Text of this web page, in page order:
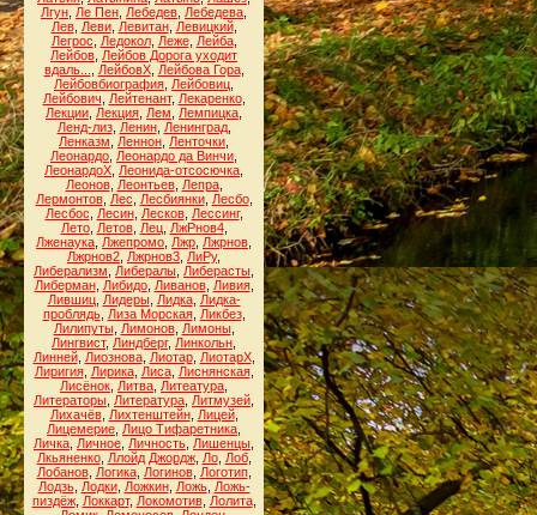
Лгун Ле Пен Лебедев Лебедева
Лев, Леви, Левитан, Левицкий,
Легрос
Ледокол, Леже, Лейба,
Лейбов Лейбов Дорога уходит
вдаль...
ЛейбовХ, Лейбова Гора,
Лейбовбиография Лейбовиц
Лейбович
Лейтенант, Лекаренко,
Лекции Лекция Лем Лемпицка
Ленд-лиз, Ленин, Ленинград,
Ленказм
Леннон Ленточки
Леонардо Леонардо да Винчи
ЛеонардоХ Леонида-отсосючка
Леонов, Леонтьев, Лепра,
Лермонтов, Лес Лесбиянки, Лесбо,
Лесбос
Лесин, Лесков, Лессинг,
Лето, Летов, Лец, ЛжРнов4,
Лженаука Лжепромо Лжр Лжрнов
Лжрнов2 Лжрнов3 ЛиРу,
Либерализм
Либералы Либерасты
Либерман, Либидо, Ливанов, Ливия,
Лившиц, Лидеры, Лидка, Лидка-
проблядь, Лиза Морская, Ликбез,
Лилипуты, Лимонов, Лимоны,
Лингвист, Линдберг, Линкольн
Линней, Лиознова, Лиотар, ЛиотарХ,
Лиригия, Лирика, Лиса, Лиснянская,
Лисёнок Литва Литеатура
Литераторы Литература Литмузей
Лихачёв, Лихтенштейн, Лицей,
Лицемерие Лицо Тифаретника
Личка Личное Личность Лишенцы
Лкьяненко, Ллойд Джордж, Ло, Лоб,
Лобанов, Логика, Логинов, Логотип,
Лодзь, Лодки, Ложкин, Ложь, Ложь-
пиздёж, Локкарт, Локомотив, Лолита,